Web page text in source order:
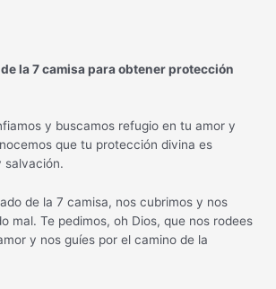
la 7 camisa para obtener protección
y buscamos refugio en tu amor y
que tu protección divina es
salvación.
de la 7 camisa, nos cubrimos y nos
mal. Te pedimos, oh Dios, que nos rodees
y nos guíes por el camino de la